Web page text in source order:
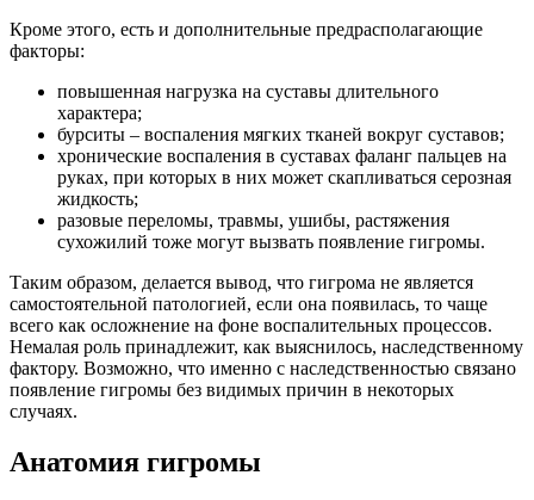
Кроме этого, есть и дополнительные предрасполагающие
факторы:
повышенная нагрузка на суставы длительного
характера;
бурситы – воспаления мягких тканей вокруг суставов;
хронические воспаления в суставах фаланг пальцев на
руках, при которых в них может скапливаться серозная
жидкость;
разовые переломы, травмы, ушибы, растяжения
сухожилий тоже могут вызвать появление гигромы.
Таким образом, делается вывод, что гигрома не является
самостоятельной патологией, если она появилась, то чаще
всего как осложнение на фоне воспалительных процессов.
Немалая роль принадлежит, как выяснилось, наследственному
фактору. Возможно, что именно с наследственностью связано
появление гигромы без видимых причин в некоторых
случаях.
Анатомия гигромы